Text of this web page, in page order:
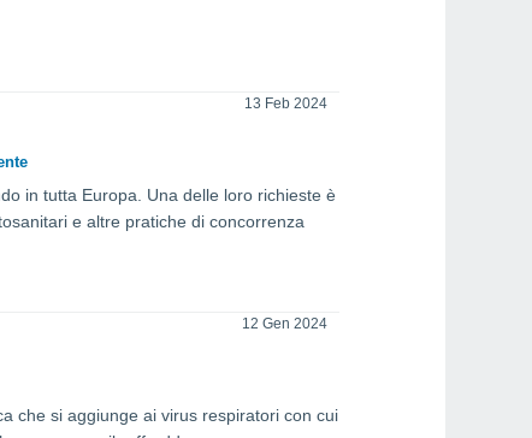
13 Feb 2024
in tutta Europa. Una delle loro richieste è
e altre pratiche di concorrenza
12 Gen 2024
che si aggiunge ai virus respiratori con cui